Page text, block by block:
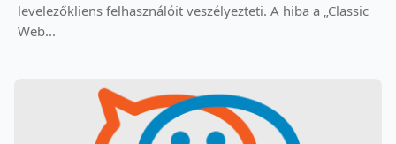
levelezőkliens felhasználóit veszélyezteti. A hiba a „Classic
Web...